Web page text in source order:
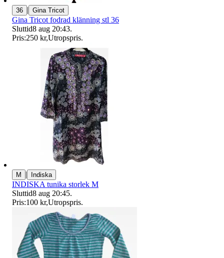
36 | Gina Tricot
Gina Tricot fodrad klänning stl 36
Sluttid8 aug 20:43.
Pris:250 kr,Utropspris.
M | Indiska
INDISKA tunika storlek M
Sluttid8 aug 20:45.
Pris:100 kr,Utropspris.